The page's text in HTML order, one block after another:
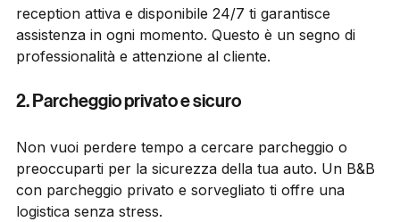
Hai bisogno di un supporto immediato? Una
reception attiva e disponibile 24/7 ti garantisce
assistenza in ogni momento. Questo è un segno di
Non vuoi perdere tempo a cercare parcheggio o
preoccuparti per la sicurezza della tua auto. Un B&B
con parcheggio privato e sorvegliato ti offre una